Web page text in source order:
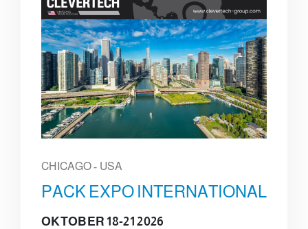
CHICAGO - USA
PACK EXPO INTERNATIONAL
OKTOBER 18-21 2026